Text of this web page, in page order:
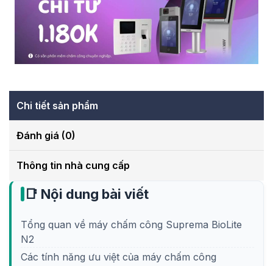
Chi tiết sản phẩm
Đánh giá (0)
Thông tin nhà cung cấp
📑 Nội dung bài viết
Tổng quan về máy chấm công Suprema BioLite
N2
Các tính năng ưu việt của máy chấm công